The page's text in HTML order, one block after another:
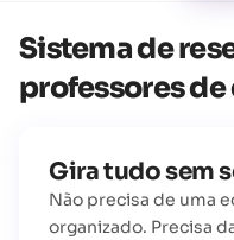
Sistema de
professores
Gira tudo sem
Não precisa de uma
organizado. Precisa